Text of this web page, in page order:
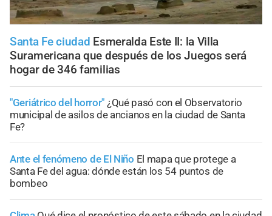
Santa Fe ciudad Esmeralda Este II: la Villa
Suramericana que después de los Juegos será
hogar de 346 familias
"Geriátrico del horror" ¿Qué pasó con el Observatorio
municipal de asilos de ancianos en la ciudad de Santa
Fe?
Ante el fenómeno de El Niño El mapa que protege a
Santa Fe del agua: dónde están los 54 puntos de
bombeo